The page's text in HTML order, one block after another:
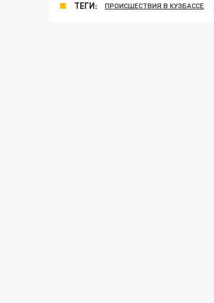
ТЕГИ: ПРОИСШЕСТВИЯ В КУЗБАССЕ